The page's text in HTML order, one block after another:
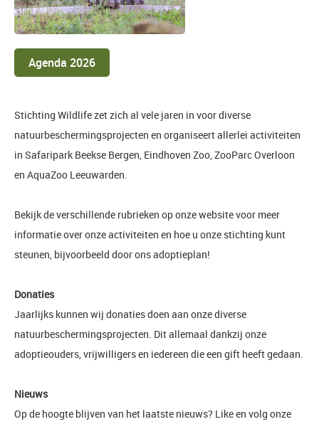
Agenda 2026
Stichting Wildlife zet zich al vele jaren in voor diverse
natuurbeschermingsprojecten en organiseert allerlei activiteiten
in Safaripark Beekse Bergen, Eindhoven Zoo, ZooParc Overloon
en AquaZoo Leeuwarden.
Bekijk de verschillende rubrieken op onze website voor meer
informatie over onze activiteiten en hoe u onze stichting kunt
steunen, bijvoorbeeld door ons adoptieplan!
Donaties
Jaarlijks kunnen wij donaties doen aan onze diverse
natuurbeschermingsprojecten. Dit allemaal dankzij onze
adoptieouders, vrijwilligers en iedereen die een gift heeft gedaan.
Nieuws
Op de hoogte blijven van het laatste nieuws? Like en volg onze